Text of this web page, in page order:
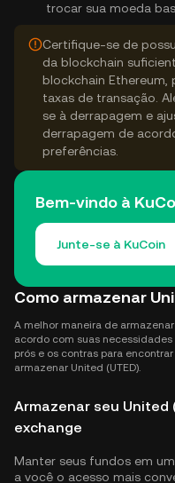
trocar sua moeda
Certifique-se de
da blockchain
blockchain Ethereum,
taxas de transação.
se à derrapagem e
derrapagem de
preferências.
Bem-vindo à
Junte-se à KuCoin
Como armazenar
A melhor maneira de
acordo com suas necessidades
prós e os contras para
armazenar United (UTED).
Armazenar seu United
exchange
Manter seus fundos em
a você o acesso mais